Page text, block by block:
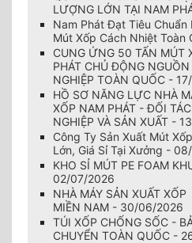
LƯỢNG LỚN TẠI NAM
Nam Phát Đạt Tiêu Chuẩn
Mút Xốp Cách Nhiệt Toàn
CUNG ỨNG 50 TẤN MÚT
PHÁT CHỦ ĐỘNG
NGHIỆP TOÀN QUỐC -
HỒ SƠ NĂNG LỰC NHÀ
XỐP NAM PHÁT - ĐỐI
NGHIỆP VÀ SẢN XUẤT -
Công Ty Sản Xuất Mút
Lớn, Giá Sỉ Tại Xưởng -
KHO SỈ MÚT PE FOAM
02/07/2026
NHÀ MÁY SẢN XUẤT
MIỀN NAM - 30/06/2026
TÚI XỐP CHỐNG SỐC -
CHUYỂN TOÀN QUỐC -